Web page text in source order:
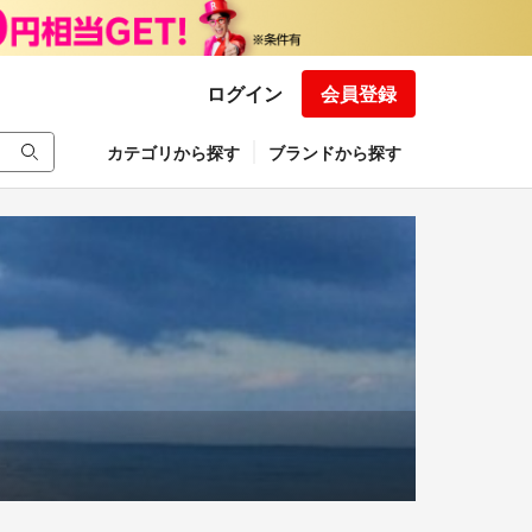
ログイン 会員登録
カテゴリから探す ブランドから探す